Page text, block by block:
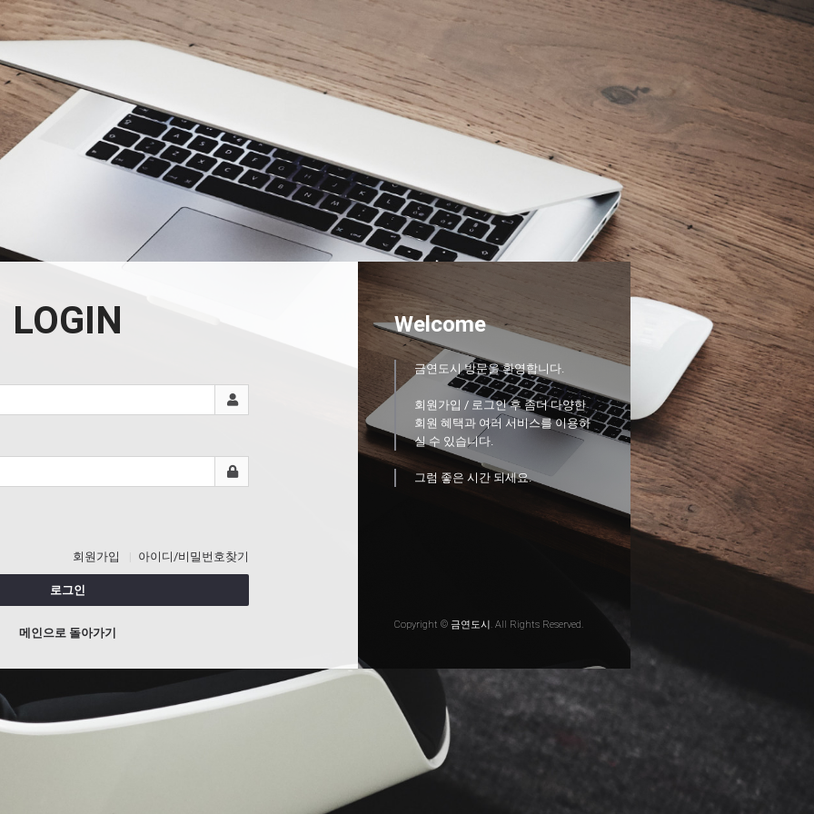
LOGIN
회원가입 아이디/비밀번호찾기
로그인
메인으로 돌아가기
Welcome
금연도시 방문을 환영합니다.
회원가입 / 로그인 후 좀더 다양한
회원 혜택과 여러 서비스를 이용하
실 수 있습니다.
그럼 좋은 시간 되세요.
Copyright © 금연도시. All Rights Reserved.